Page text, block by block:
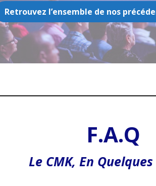
Retrouvez l’ensemble de nos
F.A.Q
Le CMK, En